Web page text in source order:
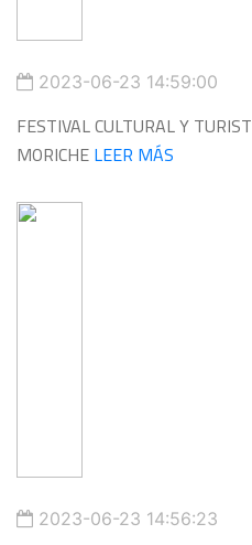
2023-06-23 14:59:00
FESTIVAL CULTURAL Y
MORICHELEER MÁS
2023-06-23 14:56:23